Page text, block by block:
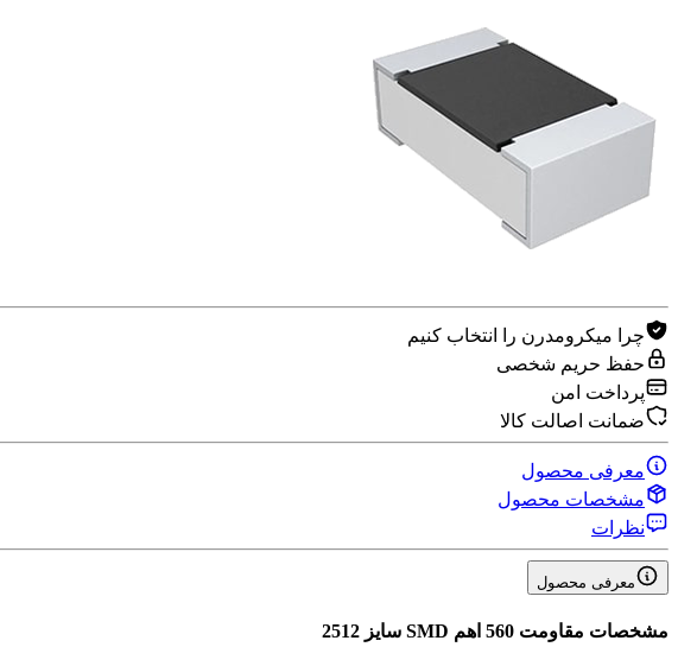
چرا میکرومدرن را انتخاب کنیم
حفظ حریم شخصی
پرداخت امن
ضمانت اصالت کالا
معرفی محصول
مشخصات محصول
نظرات
معرفی محصول
مشخصات مقاومت 560 اهم SMD سایز 2512